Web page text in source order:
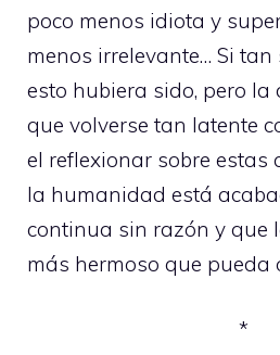
poco menos idiota y
menos irrelevante… Si
esto hubiera sido, pero la
que volverse tan latente
el reflexionar sobre estas
la humanidad está
continua sin razón y que
más hermoso que pueda
*